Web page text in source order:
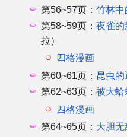
第56~57页：竹林中
第58~59页：夜雀的
拉）
四格漫画
第60~61页： 昆虫
第62~63页：被大蛤
四格漫画
第64~65页： 大胆